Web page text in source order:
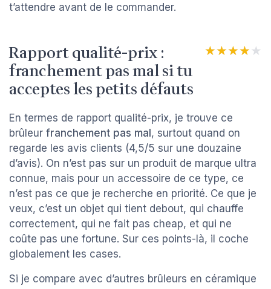
t’attendre avant de le commander.
Rapport qualité-prix :
franchement pas mal si tu
acceptes les petits défauts
★★★★★
★★★★★
En termes de rapport qualité-prix, je trouve ce
brûleur franchement pas mal, surtout quand on
regarde les avis clients (4,5/5 sur une douzaine
d’avis). On n’est pas sur un produit de marque ultra
connue, mais pour un accessoire de ce type, ce
n’est pas ce que je recherche en priorité. Ce que je
veux, c’est un objet qui tient debout, qui chauffe
correctement, qui ne fait pas cheap, et qui ne
coûte pas une fortune. Sur ces points-là, il coche
globalement les cases.
Si je compare avec d’autres brûleurs en céramique